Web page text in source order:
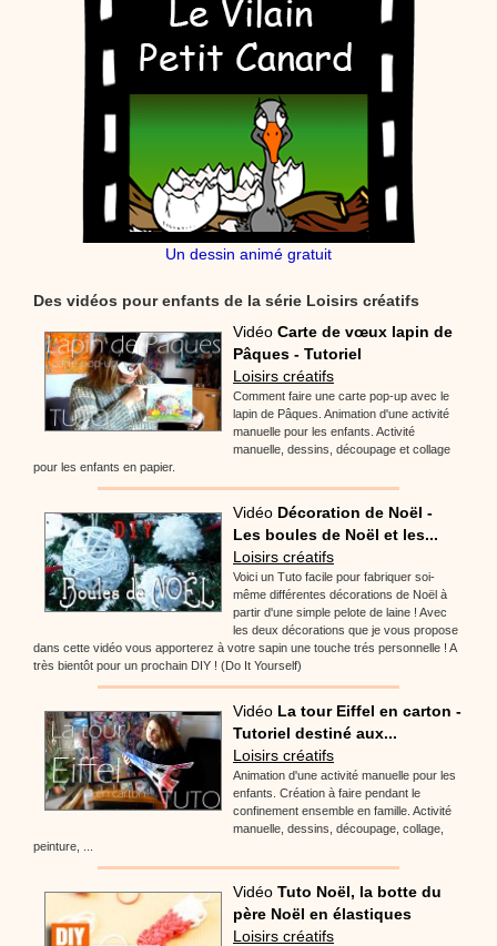
Un dessin animé gratuit
Des vidéos pour enfants de la série Loisirs créatifs
Vidéo Carte de vœux lapin de
Pâques - Tutoriel
Loisirs créatifs
Comment faire une carte pop-up avec le
lapin de Pâques. Animation d'une activité
manuelle pour les enfants. Activité
manuelle, dessins, découpage et collage
pour les enfants en papier.
Vidéo Décoration de Noël -
Les boules de Noël et les...
Loisirs créatifs
Voici un Tuto facile pour fabriquer soi-
même différentes décorations de Noël à
partir d'une simple pelote de laine ! Avec
les deux décorations que je vous propose
dans cette vidéo vous apporterez à votre sapin une touche trés personnelle ! A
très bientôt pour un prochain DIY ! (Do It Yourself)
Vidéo La tour Eiffel en carton -
Tutoriel destiné aux...
Loisirs créatifs
Animation d'une activité manuelle pour les
enfants. Création à faire pendant le
confinement ensemble en famille. Activité
manuelle, dessins, découpage, collage,
peinture, ...
Vidéo Tuto Noël, la botte du
père Noël en élastiques
Loisirs créatifs